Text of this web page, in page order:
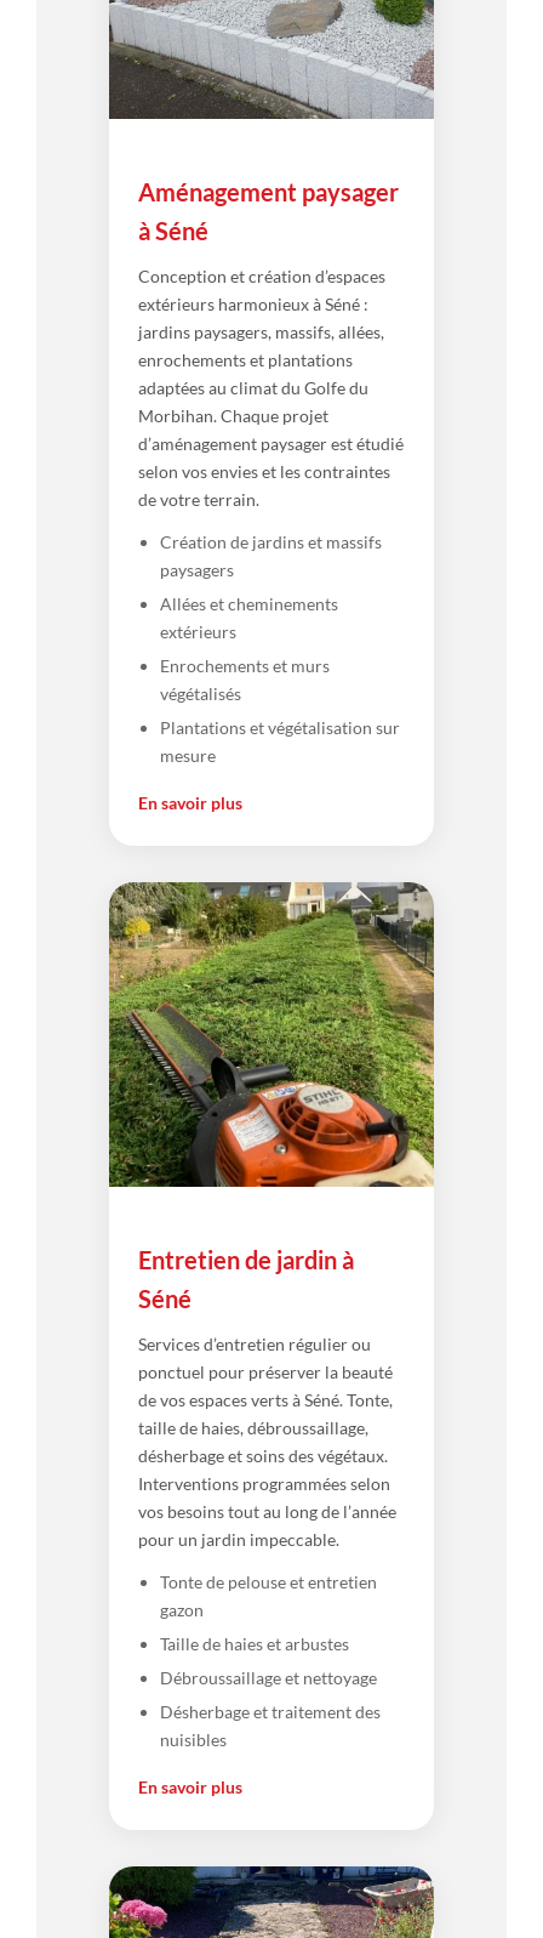
Aménagement paysager
à Séné
Conception et création d’espaces
extérieurs harmonieux à Séné :
jardins paysagers, massifs, allées,
enrochements et plantations
adaptées au climat du Golfe du
Morbihan. Chaque projet
d’aménagement paysager est étudié
selon vos envies et les contraintes
de votre terrain.
Création de jardins et massifs
paysagers
Allées et cheminements
extérieurs
Enrochements et murs
végétalisés
Plantations et végétalisation sur
mesure
En savoir plus
Entretien de jardin à
Séné
Services d’entretien régulier ou
ponctuel pour préserver la beauté
de vos espaces verts à Séné. Tonte,
taille de haies, débroussaillage,
désherbage et soins des végétaux.
Interventions programmées selon
vos besoins tout au long de l’année
pour un jardin impeccable.
Tonte de pelouse et entretien
gazon
Taille de haies et arbustes
Débroussaillage et nettoyage
Désherbage et traitement des
nuisibles
En savoir plus